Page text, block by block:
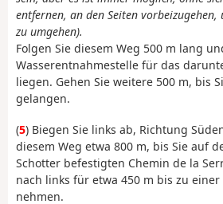
entfernen, an den Seiten vorbeizugehen,
zu umgehen).
Folgen Sie diesem Weg 500 m lang
Wasserentnahmestelle für das
liegen. Gehen Sie weitere 500 m, bis
gelangen.
(5) Biegen Sie links ab, Richtung
diesem Weg etwa 800 m, bis Sie auf
Schotter befestigten Chemin de la
nach links für etwa 450 m bis zu
nehmen.